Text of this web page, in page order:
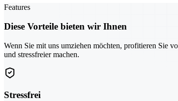
Features
Diese Vorteile bieten wir Ihnen
Wenn Sie mit uns umziehen möchten, profitieren Sie
und stressfreier machen.
Stressfrei